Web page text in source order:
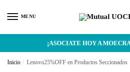
MENU
¡ASOCIATE HOY A
Inicio / Lenovo25%OFF en Productos Seccionados